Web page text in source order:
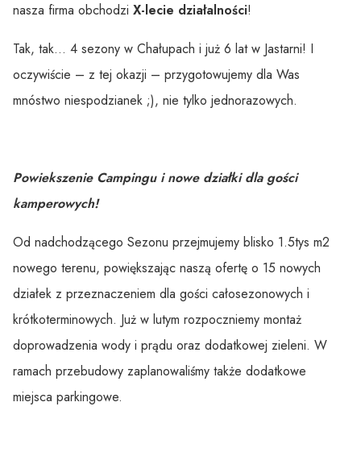
nasza firma obchodzi X-lecie działalności!
Tak, tak… 4 sezony w Chałupach i już 6 lat w Jastarni! I
oczywiście – z tej okazji – przygotowujemy dla Was
mnóstwo niespodzianek ;), nie tylko jednorazowych.
Powiekszenie Campingu i nowe działki dla gości
kamperowych!
Od nadchodzącego Sezonu przejmujemy blisko 1.5tys m2
nowego terenu, powiększając naszą ofertę o 15 nowych
działek z przeznaczeniem dla gości całosezonowych i
krótkoterminowych. Już w lutym rozpoczniemy montaż
doprowadzenia wody i prądu oraz dodatkowej zieleni. W
ramach przebudowy zaplanowaliśmy także dodatkowe
miejsca parkingowe.